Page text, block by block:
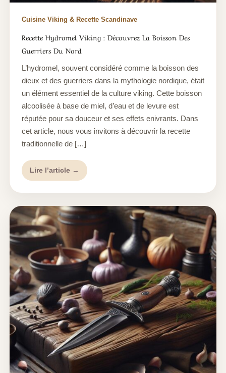
Cuisine Viking & Recette Scandinave
Recette Hydromel Viking : Découvrez La Boisson Des
Guerriers Du Nord
L’hydromel, souvent considéré comme la boisson des
dieux et des guerriers dans la mythologie nordique, était
un élément essentiel de la culture viking. Cette boisson
alcoolisée à base de miel, d’eau et de levure est
réputée pour sa douceur et ses effets enivrants. Dans
cet article, nous vous invitons à découvrir la recette
traditionnelle de […]
Lire l’article →